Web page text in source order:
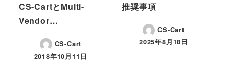
CS-CartとMulti-
Vendor…
CS-Cart
投稿日
2018年10月11日
推奨事項
CS-Cart
投稿日
2025年8月18日